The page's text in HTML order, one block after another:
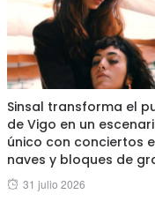
Sinsal transforma el
de Vigo en un
único con conciertos
naves y bloques de
Posted
31 julio 2026